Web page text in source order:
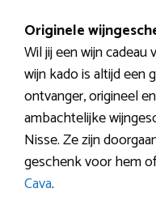
Originele
Wil jij een wijn
wijn kado is altijd een
ontvanger, origineel
ambachtelijke
Nisse. Ze zijn
geschenk voor hem
Cava.